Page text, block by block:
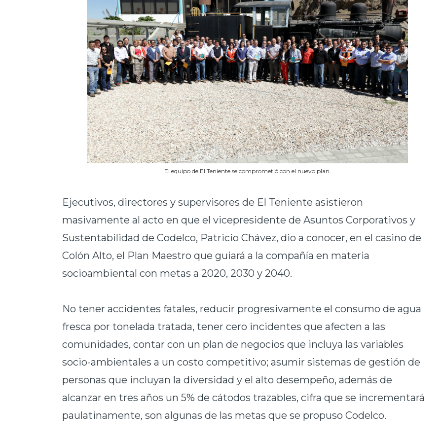
El equipo de El Teniente se comprometió con el nuevo plan.
Ejecutivos, directores y supervisores de El Teniente asistieron
masivamente al acto en que el vicepresidente de Asuntos Corporativos y
Sustentabilidad de Codelco, Patricio Chávez, dio a conocer, en el casino de
Colón Alto, el Plan Maestro que guiará a la compañía en materia
socioambiental con metas a 2020, 2030 y 2040.
No tener accidentes fatales, reducir progresivamente el consumo de agua
fresca por tonelada tratada, tener cero incidentes que afecten a las
comunidades, contar con un plan de negocios que incluya las variables
socio-ambientales a un costo competitivo; asumir sistemas de gestión de
personas que incluyan la diversidad y el alto desempeño, además de
alcanzar en tres años un 5% de cátodos trazables, cifra que se incrementará
paulatinamente, son algunas de las metas que se propuso Codelco.